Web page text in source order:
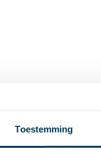
Toestemming
Bereikbaarheid